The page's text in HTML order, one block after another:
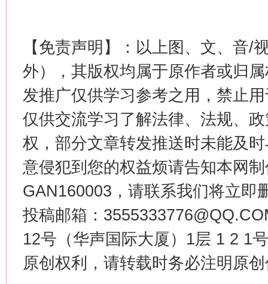
【免责声明】：以上图、文、音/
外），其版权均属于原作者或归
发推广仅供学习参考之用，禁止
仅供交流学习了解法律、法规、
权，部分文章转发推送时未能及
意侵犯到您的权益烦请告知本网
GAN160003，请联系我们将立即
投稿邮箱：
12号（华声国际大厦）1层 1 2 1
原创权利，请转载时务必注明原